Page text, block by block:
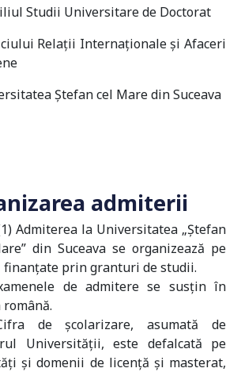
Studii Universitare de Doctorat
Relații Internaționale și Afaceri
Ștefan cel Mare din Suceava
admiterii
Admiterea la Universitatea „Ştefan
din Suceava se organizează pe
finanţate prin granturi de studii.
de admitere se susţin în
de şcolarizare, asumată de
Universităţii, este defalcată pe
şi domenii de licenţă şi masterat,